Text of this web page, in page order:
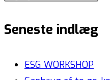
Seneste indlæg
ESG WORKSHOP